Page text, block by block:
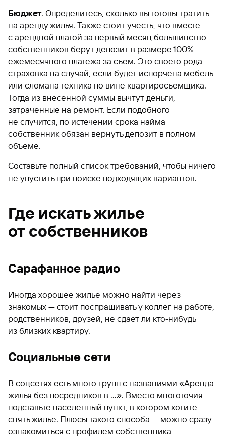
Бюджет. Определитесь, сколько вы готовы тратить
на аренду жилья. Также стоит учесть, что вместе
с арендной платой за первый месяц большинство
собственников берут депозит в размере 100%
ежемесячного платежа за съем. Это своего рода
страховка на случай, если будет испорчена мебель
или сломана техника по вине квартиросъемщика.
Тогда из внесенной суммы вычтут деньги,
затраченные на ремонт. Если подобного
не случится, по истечении срока найма
собственник обязан вернуть депозит в полном
объеме.
Составьте полный список требований, чтобы ничего
не упустить при поиске подходящих вариантов.
Где искать жилье
от собственников
Сарафанное радио
Иногда хорошее жилье можно найти через
знакомых — стоит поспрашивать у коллег на работе,
родственников, друзей, не сдает ли кто-нибудь
из близких квартиру.
Социальные сети
В соцсетях есть много групп с названиями «Аренда
жилья без посредников в ...». Вместо многоточия
подставьте населенный пункт, в котором хотите
снять жилье. Плюсы такого способа — можно сразу
ознакомиться с профилем собственника